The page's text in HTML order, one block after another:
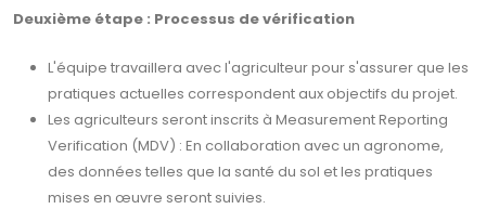
Deuxième étape : Processus de vérification
L'équipe travaillera avec l'agriculteur pour s'assurer que les
pratiques actuelles correspondent aux objectifs du projet.
Les agriculteurs seront inscrits à Measurement Reporting
Verification (MDV) : En collaboration avec un agronome,
des données telles que la santé du sol et les pratiques
mises en œuvre seront suivies.